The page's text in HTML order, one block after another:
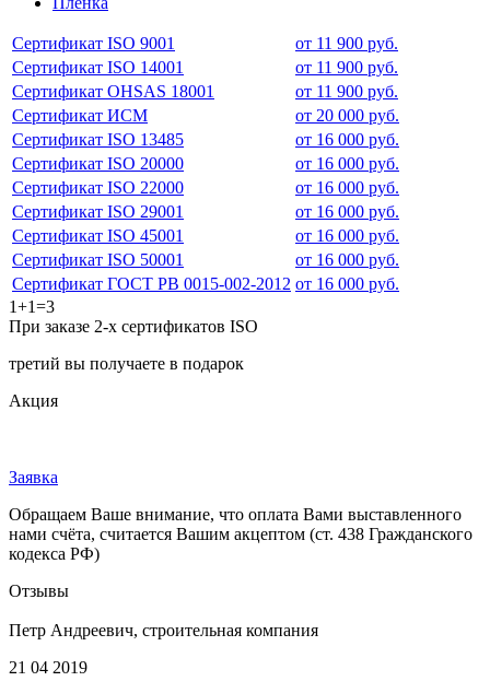
Сертификат ISO 9001
от 11 900 руб.
Сертификат ISO 14001
от 11 900 руб.
Сертификат OHSAS 18001
от 11 900 руб.
Сертификат ИСМ
от 20 000 руб.
Сертификат ISO 13485
от 16 000 руб.
Сертификат ISO 20000
от 16 000 руб.
Сертификат ISO 22000
от 16 000 руб.
Сертификат ISO 29001
от 16 000 руб.
Сертификат ISO 45001
от 16 000 руб.
Сертификат ISO 50001
от 16 000 руб.
Сертификат ГОСТ РВ 0015-002-2012 от 16 000 руб.
1+1=3
При заказе 2-х сертификатов ISO
третий вы получаете в подарок
Акция
Заявка
Обращаем Ваше внимание, что оплата Вами выставленного
нами счёта, считается Вашим акцептом (ст. 438 Гражданского
кодекса РФ)
Отзывы
Петр Андреевич, строительная компания
21 04 2019